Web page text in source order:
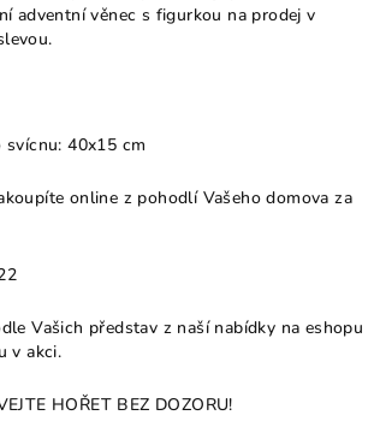
adventní věnec s figurkou na prodej v
40x15 cm
online z pohodlí Vašeho domova za
Vašich představ z naší nabídky na eshopu
v akci.
HOŘET BEZ DOZORU!